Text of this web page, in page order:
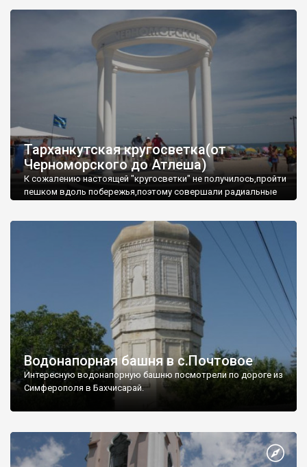
Тарханкутская кругосветка(от
Черноморского до Атлеша)
К сожалению настоящей "кругосветки" не получилось,пройти
пешком вдоль побережья,поэтому совершали радиальные
Водонапорная башня в с.Почтовое
Интересную водонапорную башню посмотрели по дороге из
Симферополя в Бахчисарай.